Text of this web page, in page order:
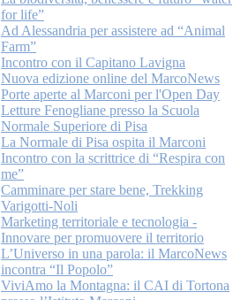
for life”
Ad Alessandria per assistere ad “Animal
Farm”
Incontro con il Capitano Lavigna
Nuova edizione online del MarcoNews
Porte aperte al Marconi per l'Open Day
Letture Fenogliane presso la Scuola
Normale Superiore di Pisa
La Normale di Pisa ospita il Marconi
Incontro con la scrittrice di “Respira con
me”
Camminare per stare bene, Trekking
Varigotti-Noli
Marketing territoriale e tecnologia -
Innovare per promuovere il territorio
L’Universo in una parola: il MarcoNews
incontra “Il Popolo”
ViviAmo la Montagna: il CAI di Tortona